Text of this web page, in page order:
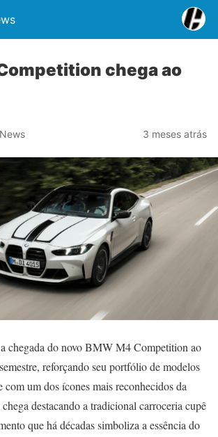
chega ao
3 meses atrás
chegada do novo BMW M4 Competition ao
reforçando seu portfólio de modelos
com um dos ícones mais reconhecidos da
destacando a tradicional carroceria cupê
que há décadas simboliza a essência do